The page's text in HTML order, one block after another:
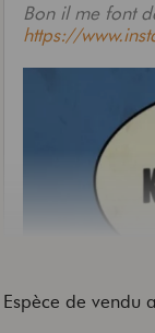
Bon il me font
https://
Espèce de